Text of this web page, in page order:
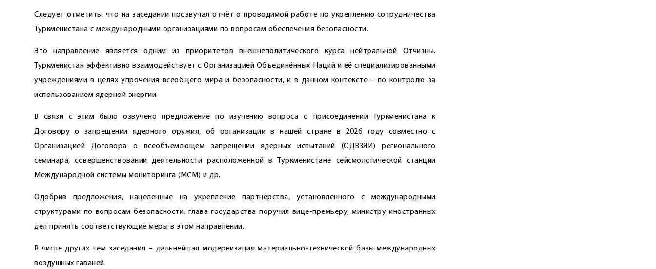
Следует отметить, что на заседании прозвучал отчёт о проводимой работе по ­укреплению сотрудничества
Туркменистана с международными организациями по вопросам обеспечения безо­пасности.
Это направление является одним из приоритетов внешнеполитического курса нейтральной Отчизны.
Туркменистан эффективно взаимодействует с Организацией Объединённых Наций и её специа­лизированными
учреждениями в целях упрочения всеобщего мира и безопасности, и в данном контексте – по контролю за
использованием ядерной энергии.
В связи с этим было озвучено предложение по изучению вопроса о присоединении Туркменистана к
Договору о запрещении ядерного оружия, об организации в нашей стране в 2026 году совместно с
Организацией Договора о всеобъемлющем запрещении ядерных испытаний (ОДВЗЯИ) регионального
семинара, совершенствовании деятельности расположенной в Туркменистане сейсмологической станции
Международной системы мониторинга (МСМ) и др.
Одобрив предложения, нацеленные на укрепление партнёрства, установленного с международными
структурами по вопросам безопасности, глава государства поручил вице-премьеру, министру иностранных
дел принять соответствующие меры в этом направлении.
В числе других тем заседания – дальнейшая модернизация материально-технической базы международных
воздушных гаваней.